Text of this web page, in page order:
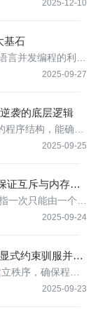
2025-12-10
基石
2025-09-27
言并发编程的利
精心打造。它提
袭的底层逻辑
2025-09-25
序结构，能确保
程中的互斥和同
证互斥与内存可
2025-09-24
一次只能由一个线
如变量、数据结
式约束驯服并
2025-09-23
秩序，确保程序
是构筑一切并发